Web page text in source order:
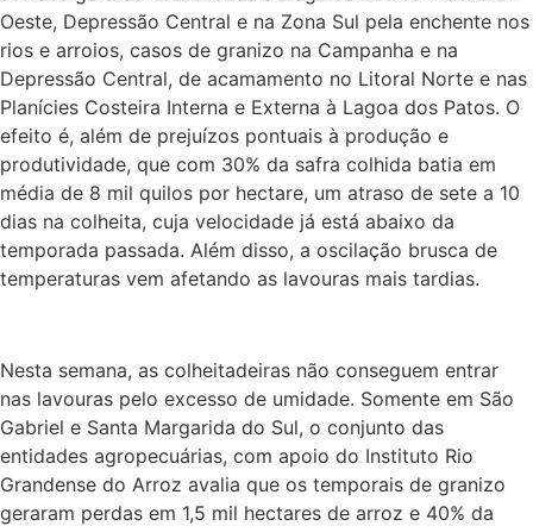
Oeste, Depressão Central e na Zona Sul pela enchente nos
rios e arroios, casos de granizo na Campanha e na
Depressão Central, de acamamento no Litoral Norte e nas
Planícies Costeira Interna e Externa à Lagoa dos Patos. O
efeito é, além de prejuízos pontuais à produção e
produtividade, que com 30% da safra colhida batia em
média de 8 mil quilos por hectare, um atraso de sete a 10
dias na colheita, cuja velocidade já está abaixo da
temporada passada. Além disso, a oscilação brusca de
temperaturas vem afetando as lavouras mais tardias.
Nesta semana, as colheitadeiras não conseguem entrar
nas lavouras pelo excesso de umidade. Somente em São
Gabriel e Santa Margarida do Sul, o conjunto das
entidades agropecuárias, com apoio do Instituto Rio
Grandense do Arroz avalia que os temporais de granizo
geraram perdas em 1,5 mil hectares de arroz e 40% da